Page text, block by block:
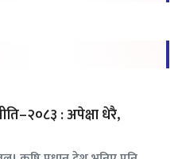
: अपेक्षा धेरै,